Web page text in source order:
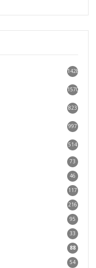
1428
1570
823
997
514
73
46
117
216
95
33
88
54